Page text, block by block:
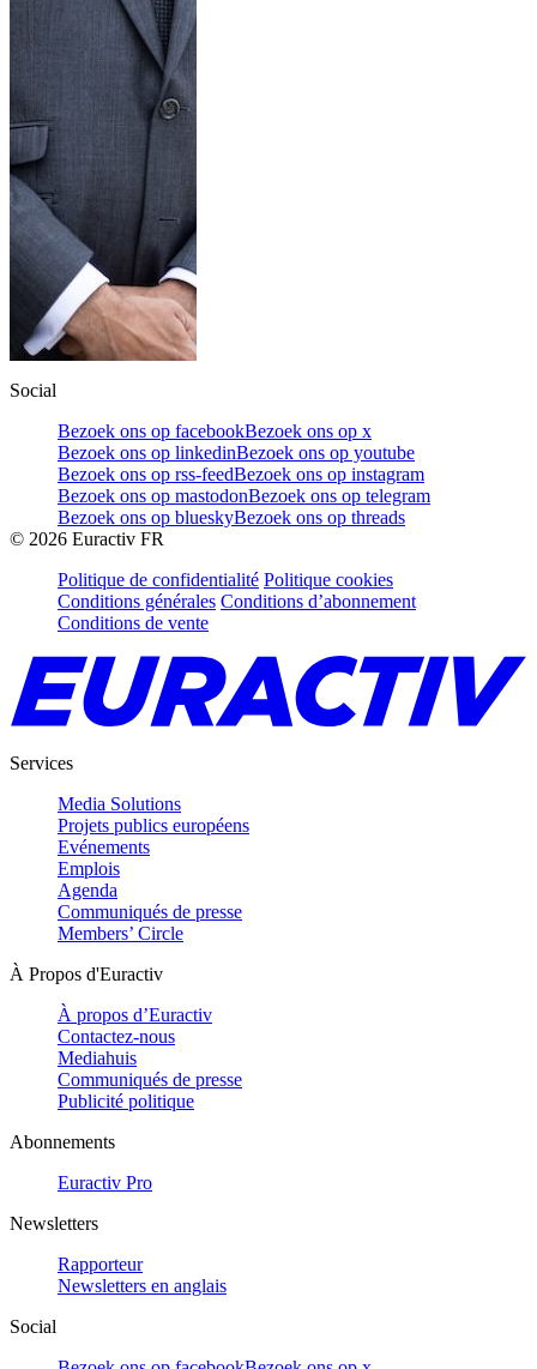
Social
Bezoek ons op facebookBezoek ons op x
Bezoek ons op linkedinBezoek ons op youtube
Bezoek ons op rss-feedBezoek ons op instagram
Bezoek ons op mastodonBezoek ons op telegram
Bezoek ons op blueskyBezoek ons op threads
© 2026 Euractiv FR
Politique de confidentialité Politique cookies
Conditions générales Conditions d’abonnement
Conditions de vente
Services
Media Solutions
Projets publics européens
Evénements
Emplois
Agenda
Communiqués de presse
Members’ Circle
À Propos d'Euractiv
À propos d’Euractiv
Contactez-nous
Mediahuis
Communiqués de presse
Publicité politique
Abonnements
Euractiv Pro
Newsletters
Rapporteur
Newsletters en anglais
Social